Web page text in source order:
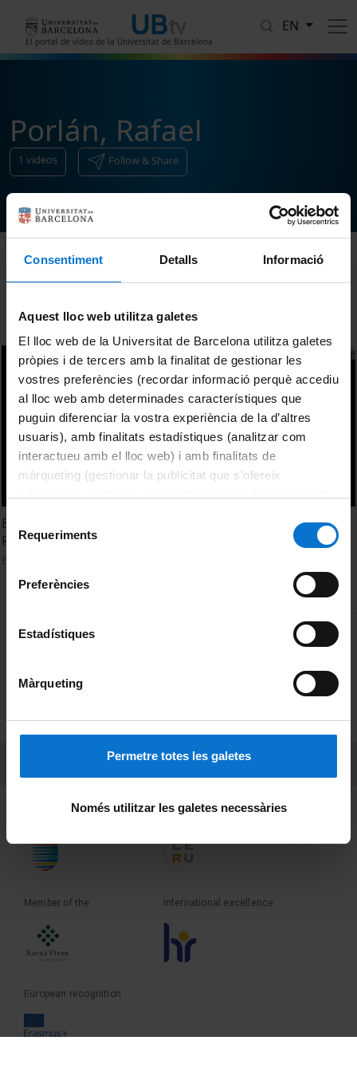
Consentiment Detalls Informació
Aquest lloc web utilitza galetes
El lloc web de la Universitat de Barcelona utilitza galetes
pròpies i de tercers amb la finalitat de gestionar les
vostres preferències (recordar informació perquè accediu
al lloc web amb determinades característiques que
puguin diferenciar la vostra experiència de la d’altres
usuaris), amb finalitats estadístiques (analitzar com
interactueu amb el lloc web) i amb finalitats de
màrqueting (gestionar la publicitat que s’ofereix
consultar laPolítica de galetes del lloc web de la
Selecció
de Requeriments
Preferències
Estadístiques
Màrqueting
Permetre totes les galetes
Només utilitzar les galetes necessàries
El portal de vídeo de la Universitat de Barcelona
EN
Porlán, Rafael
1 videos Follow & Share
Sort
El programa de Formación e Innovación Docente del
Profesorado de la Universidad de Sevilla
MENÚ PEU 1
Terms and privacy
Founder of the Member of the
Member of the International excellence
European recognition